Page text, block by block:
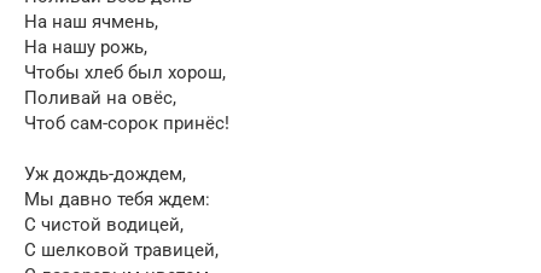
На наш ячмень,
На нашу рожь,
Чтобы хлеб был хорош,
Поливай на овёс,
Чтоб сам-сорок принёс!
Уж дождь-дождем,
Мы давно тебя ждем:
С чистой водицей,
С шелковой травицей,